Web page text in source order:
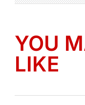
YOU
LIKE